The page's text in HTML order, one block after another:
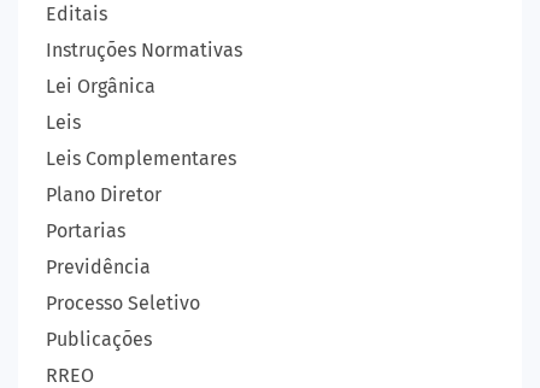
Editais
Instruções Normativas
Lei Orgânica
Leis
Leis Complementares
Plano Diretor
Portarias
Previdência
Processo Seletivo
Publicações
RREO